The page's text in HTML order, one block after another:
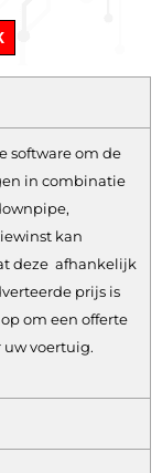
software om de
in combinatie
kan
deze afhankelijk
prijs is
om een offerte
uw voertuig.